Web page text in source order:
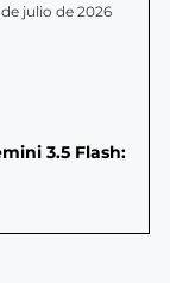
de julio de 2026
3.5 Flash: